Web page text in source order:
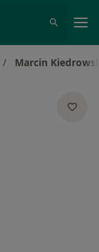
miasto
Marcin